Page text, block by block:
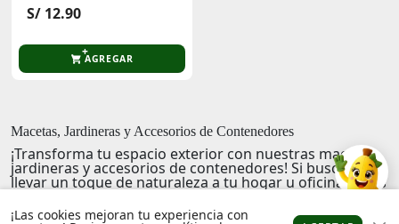
S/ 12.90
AGREGAR
Macetas, Jardineras y Accesorios de Contenedores
¡Transforma tu espacio exterior con nuestras macetas,
jardineras y accesorios de contenedores! Si buscas
llevar un toque de naturaleza a tu hogar u oficina, estas
opciones te permiten hacerlo con estilo y funcionalidad.
¡Las cookies mejoran tu experiencia con